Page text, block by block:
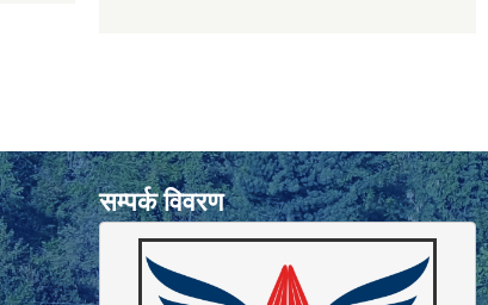
सम्पर्क विवरण